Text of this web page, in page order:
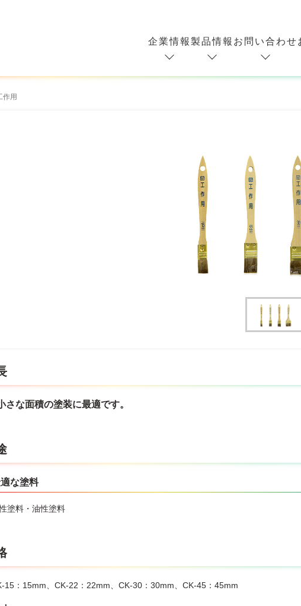
企業情報 製品情報 お問い合わせ
作用
さな面積の塗装に最適です。
な塗料
塗料・油性塗料
15：15mm、CK-22：22mm、CK-30：30mm、CK-45：45mm